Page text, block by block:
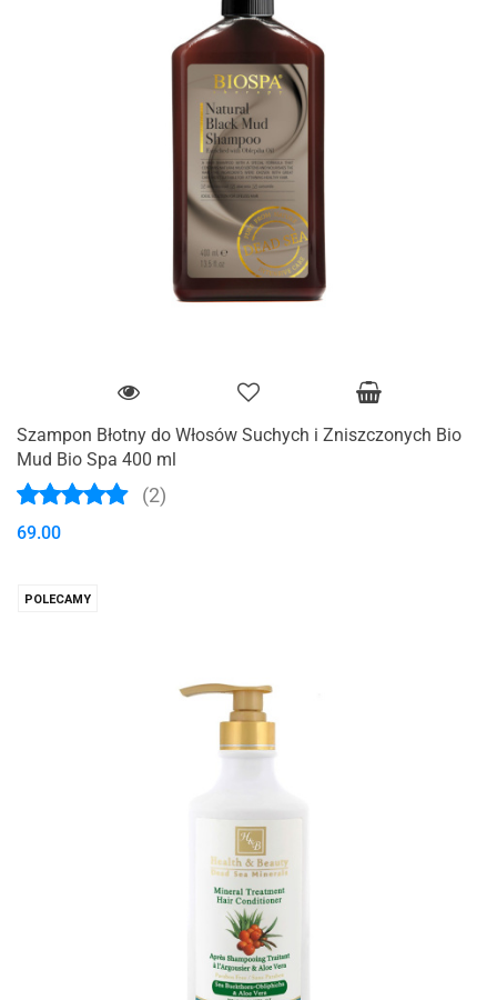
Szampon Błotny do Włosów Suchych i Zniszczonych Bio
Mud Bio Spa 400 ml
(2)
69.00
POLECAMY